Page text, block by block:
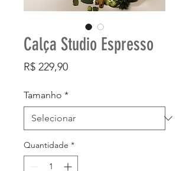
Calça Studio Espresso
R$ 229,90Preço
Tamanho *
Quantidade *